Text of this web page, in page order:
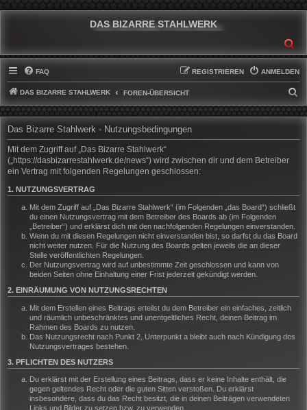
DAS BIZARRE STAHLWERK
FAQ ANMELDEN
REGISTRIEREN
DAS BIZARRE STAHLWERK FOREN-ÜBERSICHT
U
H
Das Bizarre Stahlwerk - Nutzungsbedingungen
Mit dem Zugriff auf „Das Bizarre Stahlwerk“
(„https://dasbizarrestahlwerk.de/news“) wird zwischen dir und dem Betreiber
ein Vertrag mit folgenden Regelungen geschlossen:
1. NUTZUNGSVERTRAG
Mit dem Zugriff auf „Das Bizarre Stahlwerk“ (im Folgenden „das Board“) schließt
du einen Nutzungsvertrag mit dem Betreiber des Boards ab (im Folgenden
„Betreiber“) und erklärst dich mit den nachfolgenden Regelungen einverstanden.
Wenn du mit diesen Regelungen nicht einverstanden bist, so darfst du das Board
nicht weiter nutzen. Für die Nutzung des Boards gelten jeweils die an dieser
Stelle veröffentlichten Regelungen.
Der Nutzungsvertrag wird auf unbestimmte Zeit geschlossen und kann von
beiden Seiten ohne Einhaltung einer Frist jederzeit gekündigt werden.
2. EINRÄUMUNG VON NUTZUNGSRECHTEN
Mit dem Erstellen eines Beitrags erteilst du dem Betreiber ein einfaches, zeitlich
und räumlich unbeschränktes und unentgeltliches Recht, deinen Beitrag im
Rahmen des Boards zu nutzen.
Das Nutzungsrecht nach Punkt 2, Unterpunkt a bleibt auch nach Kündigung des
Nutzungsvertrages bestehen.
3. PFLICHTEN DES NUTZERS
Du erklärst mit der Erstellung eines Beitrags, dass er keine Inhalte enthält, die
gegen geltendes Recht oder die guten Sitten verstoßen. Du erklärst
insbesondere, dass du das Recht besitzt, die in deinen Beiträgen verwendeten
Links und Bilder zu setzen bzw. zu verwenden.